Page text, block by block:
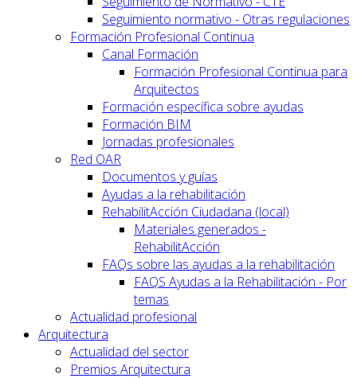
Seguimiento normativo - Otras regulaciones
Formación Profesional Continua
Canal Formación
Formación Profesional Continua para
Arquitectos
Formación específica sobre ayudas
Formación BIM
Jornadas profesionales
Red OAR
Documentos y guías
Ayudas a la rehabilitación
RehabilitAcción Ciudadana (local)
Materiales generados -
RehabilitAcción
FAQs sobre las ayudas a la rehabilitación
FAQS Ayudas a la Rehabilitación - Por
temas
Actualidad profesional
Arquitectura
Actualidad del sector
Premios Arquitectura